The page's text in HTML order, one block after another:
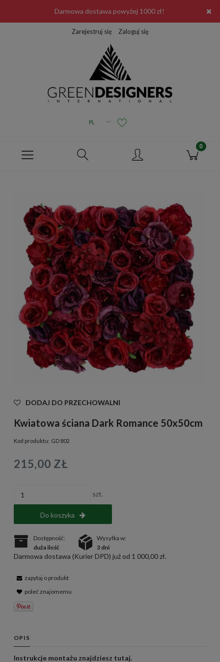
Darmowa dostawa powyżej 1000 zł!
Zarejestruj się Zaloguj się
DODAJ DO PRZECHOWALNI
Kwiatowa ściana Dark Romance 50x50cm
Kod produktu: GD 802
215,00 ZŁ
szt.
Do koszyka
Dostępność:
duża ilość
Wysyłka w:
3 dni
Darmowa dostawa (Kurier DPD) już od 1 000,00 zł.
zapytaj o produkt
poleć znajomemu
OPIS
Instrukcje montażu znajdziesz tutaj.